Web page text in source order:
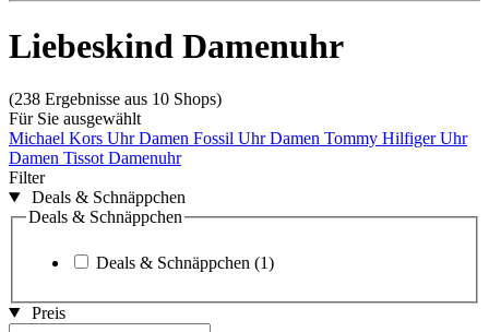
Liebeskind Damenuhr
(238 Ergebnisse aus 10 Shops)
Für Sie ausgewählt
Michael Kors Uhr Damen Fossil Uhr Damen Tommy Hilfiger Uhr
Damen Tissot Damenuhr
Filter
Deals & Schnäppchen
Deals & Schnäppchen
Deals & Schnäppchen (1)
Preis